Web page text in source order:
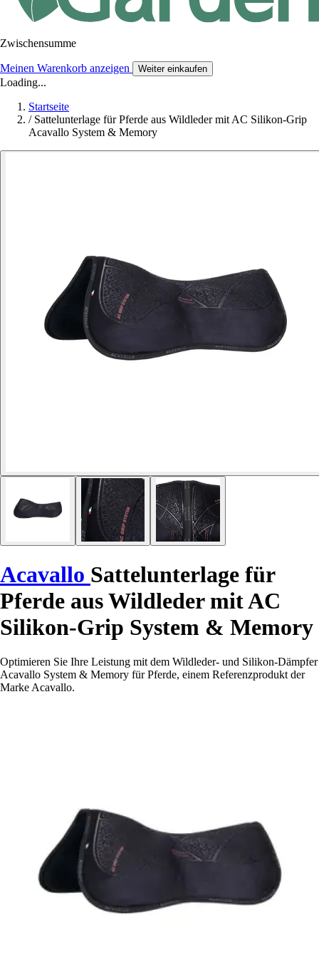
Zwischensumme
Meinen Warenkorb anzeigen Weiter einkaufen
Loading...
Startseite
/ Sattelunterlage für Pferde aus Wildleder mit AC Silikon-Grip
Acavallo System & Memory
Acavallo Sattelunterlage für
Pferde aus Wildleder mit AC
Silikon-Grip System & Memory
Optimieren Sie Ihre Leistung mit dem Wildleder- und Silikon-Dämpfer
Acavallo System & Memory für Pferde, einem Referenzprodukt der
Marke Acavallo.